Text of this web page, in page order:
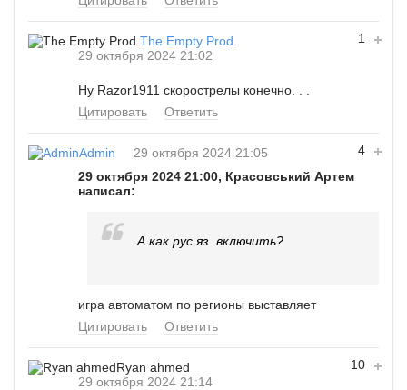
1
The Empty Prod.
29 октября 2024 21:02
Ну Razor1911 скорострелы конечно. . .
Цитировать
Ответить
4
Admin
29 октября 2024 21:05
29 октября 2024 21:00, Красовський Артем
написал:
А как рус.яз. включить?
игра автоматом по регионы выставляет
Цитировать
Ответить
10
Ryan ahmed
29 октября 2024 21:14